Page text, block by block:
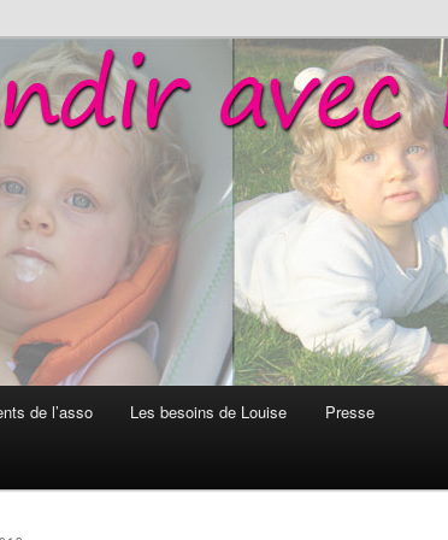
de l’asso Les besoins de Louise Presse